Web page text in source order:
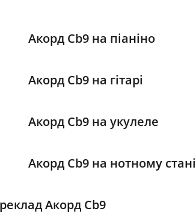
Акорд Cb9 на піаніно
Акорд Cb9 на гітарі
Акорд Cb9 на укулеле
Акорд Cb9 на нотному стані
Акорд Cb9